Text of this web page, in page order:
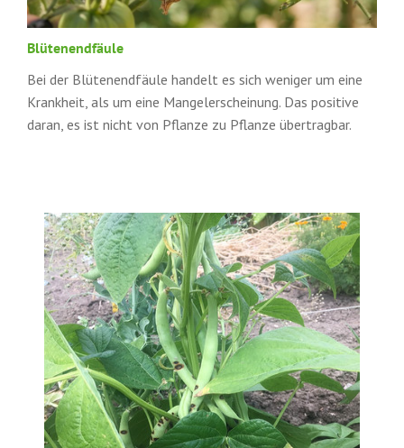
Blütenendfäule
Bei der Blütenendfäule handelt es sich weniger um eine
Krankheit, als um eine Mangelerscheinung. Das positive
daran, es ist nicht von Pflanze zu Pflanze übertragbar.